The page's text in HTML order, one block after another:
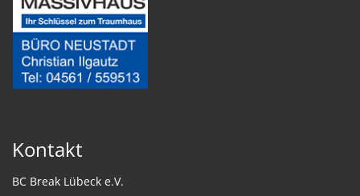
Kontakt
BC Break Lübeck e.V.